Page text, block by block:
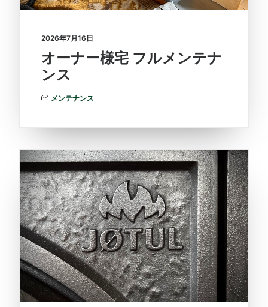
2026年7月16日
オーナー様宅 フルメンテナ
ンス
メンテナンス